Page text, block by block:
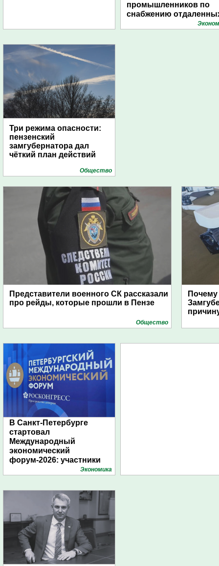
промышленников по
снабжению
поселений с помощью
Три режима опасности:
пензенский
замгубернатора дал
чёткий план действий
Общество
Представители военного СК рассказали
про рейды, которые прошли в Пензе
Общество
В Санкт-Петербурге
стартовал
Международный
экономический
форум-2026: участники
подготовили креативные
Экономика